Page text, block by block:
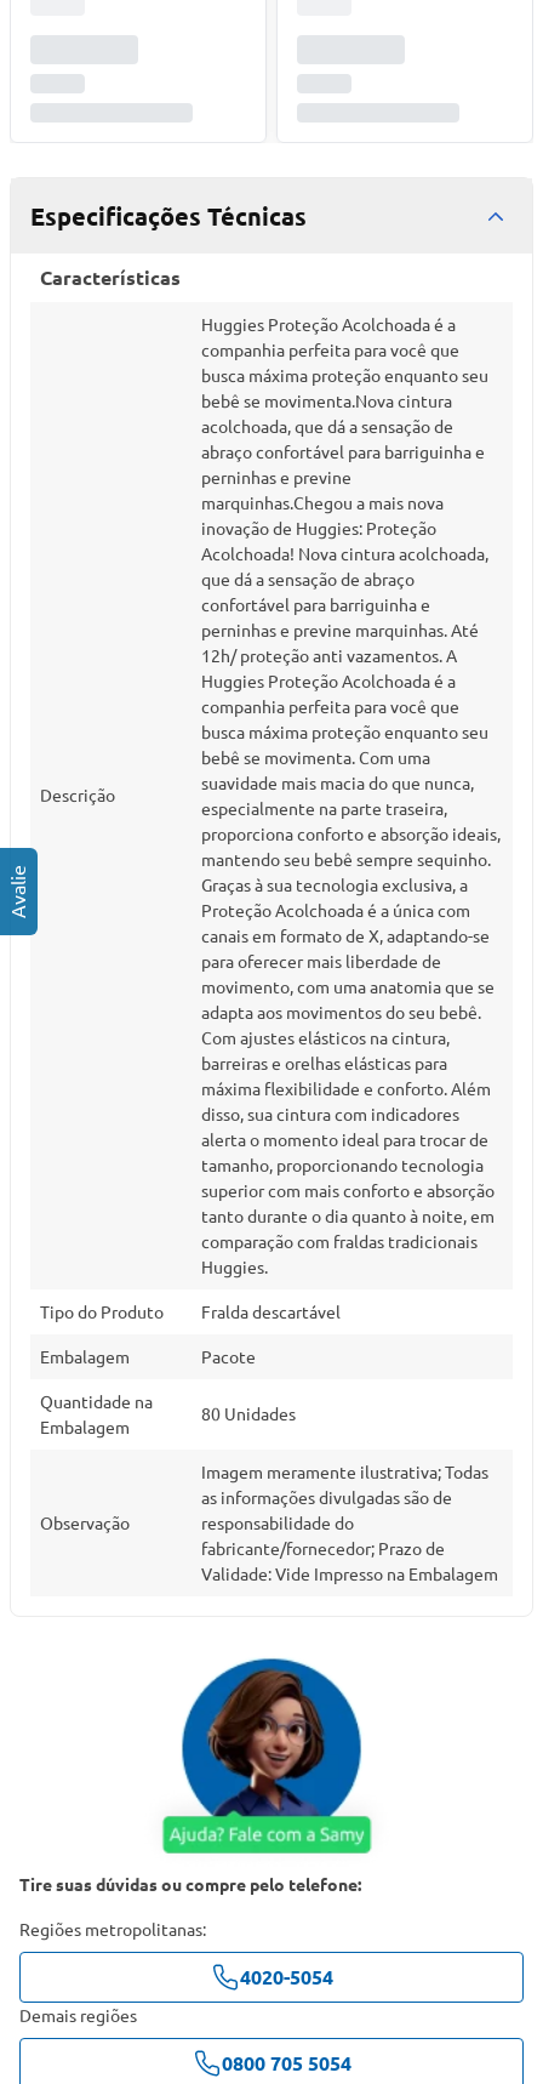
Especificações Técnicas
Características
Descrição
Huggies Proteção Acolchoada é a
companhia perfeita para você que
busca máxima proteção enquanto seu
bebê se movimenta.Nova cintura
acolchoada, que dá a sensação de
abraço confortável para barriguinha e
perninhas e previne
marquinhas.Chegou a mais nova
inovação de Huggies: Proteção
Acolchoada! Nova cintura acolchoada,
que dá a sensação de abraço
confortável para barriguinha e
perninhas e previne marquinhas. Até
12h/ proteção anti vazamentos. A
Huggies Proteção Acolchoada é a
companhia perfeita para você que
busca máxima proteção enquanto seu
bebê se movimenta. Com uma
suavidade mais macia do que nunca,
especialmente na parte traseira,
proporciona conforto e absorção ideais,
mantendo seu bebê sempre sequinho.
Graças à sua tecnologia exclusiva, a
Proteção Acolchoada é a única com
canais em formato de X, adaptando-se
para oferecer mais liberdade de
movimento, com uma anatomia que se
adapta aos movimentos do seu bebê.
Com ajustes elásticos na cintura,
barreiras e orelhas elásticas para
máxima flexibilidade e conforto. Além
disso, sua cintura com indicadores
alerta o momento ideal para trocar de
tamanho, proporcionando tecnologia
superior com mais conforto e absorção
tanto durante o dia quanto à noite, em
comparação com fraldas tradicionais
Huggies.
Tipo do Produto Fralda descartável
Embalagem Pacote
Quantidade na
Embalagem
80 Unidades
Observação
Imagem meramente ilustrativa; Todas
as informações divulgadas são de
responsabilidade do
fabricante/fornecedor; Prazo de
Validade: Vide Impresso na Embalagem
Tire suas dúvidas ou compre pelo telefone:
Regiões metropolitanas:
4020-5054
Demais regiões
0800 705 5054